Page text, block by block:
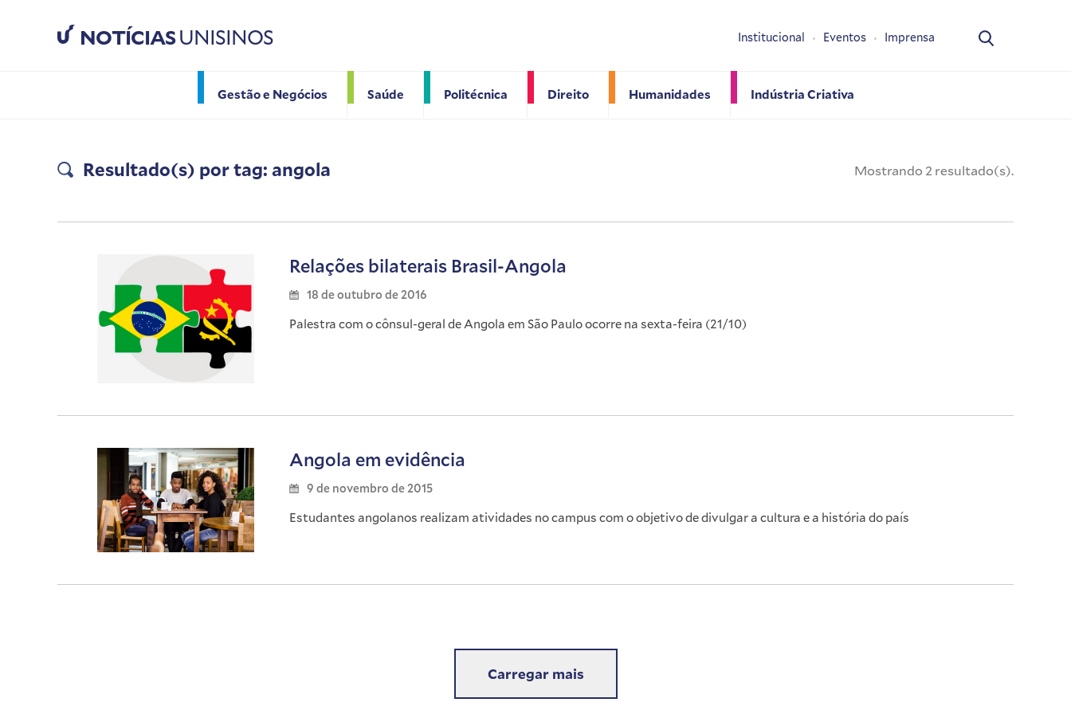
NOTÍCIASUNISINOS
Gestão e Negócios Saúde Politécnica Direito Humanidades Indústria Criativa
Institucional Eventos Imprensa
Resultado(s) por tag: angola Mostrando 2 resultado(s).
Relações bilaterais Brasil-Angola
18 de outubro de 2016
Palestra com o cônsul-geral de Angola em São Paulo ocorre na sexta-feira (21/10)
Angola em evidência
9 de novembro de 2015
Estudantes angolanos realizam atividades no campus com o objetivo de divulgar a cultura e a história do país
Carregar mais